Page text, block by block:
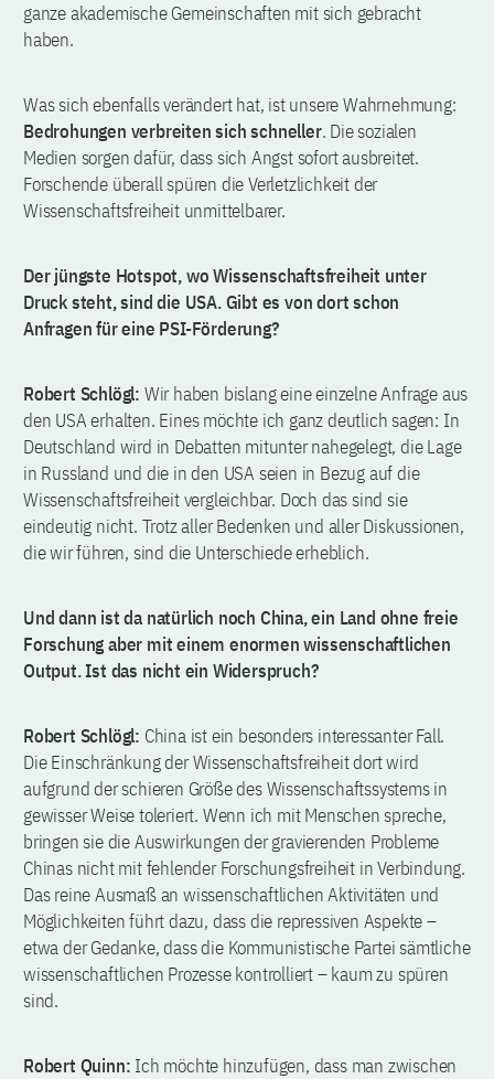
ganze akademische Gemeinschaften mit sich gebracht
haben.
Was sich ebenfalls verändert hat, ist unsere Wahrnehmung:
Bedrohungen verbreiten sich schneller. Die sozialen
Medien sorgen dafür, dass sich Angst sofort ausbreitet.
Forschende überall spüren die Verletzlichkeit der
Wissenschaftsfreiheit unmittelbarer.
Der jüngste Hotspot, wo Wissenschaftsfreiheit unter
Druck steht, sind die USA. Gibt es von dort schon
Anfragen für eine PSI-Förderung?
Robert Schlögl: Wir haben bislang eine einzelne Anfrage aus
den USA erhalten. Eines möchte ich ganz deutlich sagen: In
Deutschland wird in Debatten mitunter nahegelegt, die Lage
in Russland und die in den USA seien in Bezug auf die
Wissenschaftsfreiheit vergleichbar. Doch das sind sie
eindeutig nicht. Trotz aller Bedenken und aller Diskussionen,
die wir führen, sind die Unterschiede erheblich.
Und dann ist da natürlich noch China, ein Land ohne freie
Forschung aber mit einem enormen wissenschaftlichen
Output. Ist das nicht ein Widerspruch?
Robert Schlögl: China ist ein besonders interessanter Fall.
Die Einschränkung der Wissenschaftsfreiheit dort wird
aufgrund der schieren Größe des Wissenschaftssystems in
gewisser Weise toleriert. Wenn ich mit Menschen spreche,
bringen sie die Auswirkungen der gravierenden Probleme
Chinas nicht mit fehlender Forschungsfreiheit in Verbindung.
Das reine Ausmaß an wissenschaftlichen Aktivitäten und
Möglichkeiten führt dazu, dass die repressiven Aspekte –
etwa der Gedanke, dass die Kommunistische Partei sämtliche
wissenschaftlichen Prozesse kontrolliert – kaum zu spüren
sind.
Robert Quinn: Ich möchte hinzufügen, dass man zwischen